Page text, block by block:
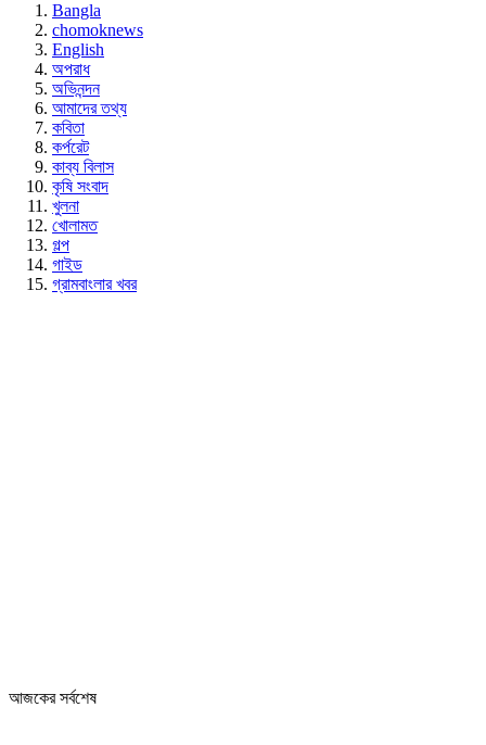
Bangla
chomoknews
English
অপরাধ
অভিনন্দন
আমাদের তথ্য
কবিতা
কর্পরেট
কাব্য বিলাস
কৃষি সংবাদ
খুলনা
খোলামত
গল্প
গাইড
গ্রামবাংলার খবর
আজকের সর্বশেষ